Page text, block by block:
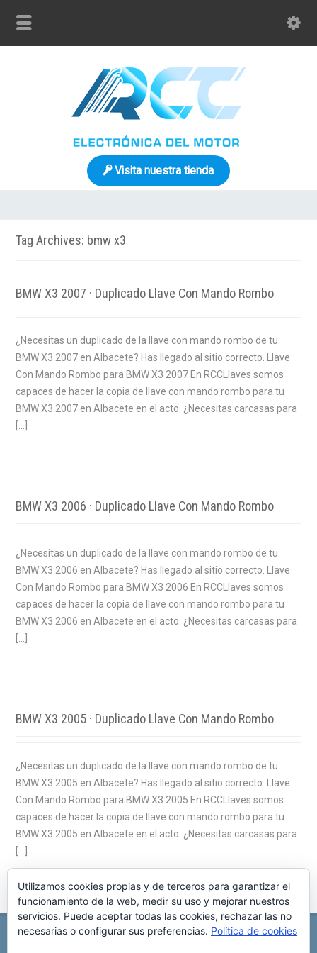
Visita nuestra tienda
Tag Archives: bmw x3
BMW X3 2007 · Duplicado Llave Con Mando Rombo
¿Necesitas un duplicado de la llave con mando rombo de tu
BMW X3 2007 en Albacete? Has llegado al sitio correcto. Llave
Con Mando Rombo para BMW X3 2007 En RCCLlaves somos
capaces de hacer la copia de llave con mando rombo para tu
BMW X3 2007 en Albacete en el acto. ¿Necesitas carcasas para
BMW X3 2006 · Duplicado Llave Con Mando Rombo
¿Necesitas un duplicado de la llave con mando rombo de tu
BMW X3 2006 en Albacete? Has llegado al sitio correcto. Llave
Con Mando Rombo para BMW X3 2006 En RCCLlaves somos
capaces de hacer la copia de llave con mando rombo para tu
BMW X3 2006 en Albacete en el acto. ¿Necesitas carcasas para
BMW X3 2005 · Duplicado Llave Con Mando Rombo
¿Necesitas un duplicado de la llave con mando rombo de tu
BMW X3 2005 en Albacete? Has llegado al sitio correcto. Llave
Con Mando Rombo para BMW X3 2005 En RCCLlaves somos
capaces de hacer la copia de llave con mando rombo para tu
BMW X3 2005 en Albacete en el acto. ¿Necesitas carcasas para
REPARACIÓN CENTRALITA DE COCHE
C/ Virgen del pilar, 6 ,
Utilizamos cookies propias y de terceros para garantizar el
funcionamiento de la web, medir su uso y mejorar nuestros
servicios. Puede aceptar todas las cookies, rechazar las no
necesarias o configurar sus preferencias. Política de cookies